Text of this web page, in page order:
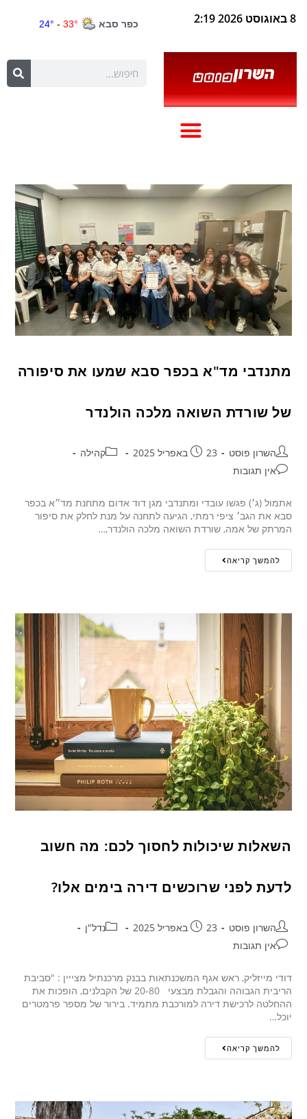
8 באוגוסט 2026 2:19
מתנדבי מד"א בכפר סבא שמעו את סיפורה
של שורדת השואה מלכה הולנדר
השרון פוסט 23 באפריל 2025
קהילה
אין תגובות
אתמול (ג׳) פגשו עובדי ומתנדבי מגן דוד אדום מתחנת מד״א בכפר
סבא את הגב׳ ציפי רמתי, הגיעה לתחנה על מנת לחלק את סיפור
המרתק של אמה, שורדת השואה מלכה הולנדר,…
להמשך קריאה
השאלות שיכולות לחסוך לכם: מה חשוב
לדעת לפני שרוכשים דירה בימים אלו?
השרון פוסט 23 באפריל 2025
נדל"ן
אין תגובות
דודי מייזליק, ראש אגף המשכנתאות בבנק מרכנתיל מצייין : "סביבת
הריבית הגבוהה והגבלת מבצעי 20-80 של הקבלנים, הופכות את
ההחלטה לרכישת דירה למורכבת מתמיד. בירור של מספר פרמטרים
יוכל…
להמשך קריאה